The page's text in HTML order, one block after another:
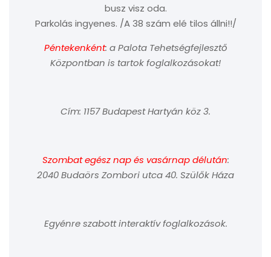
busz visz oda.
Parkolás ingyenes. /A 38 szám elé tilos állni!!/
Péntekenként: a Palota Tehetségfejlesztő
Központban is tartok foglalkozásokat!
Cím: 1157 Budapest Hartyán köz 3.
Szombat egész nap és vasárnap délután:
2040 Budaörs Zombori utca 40. Szülők Háza
Egyénre szabott interaktív foglalkozások.